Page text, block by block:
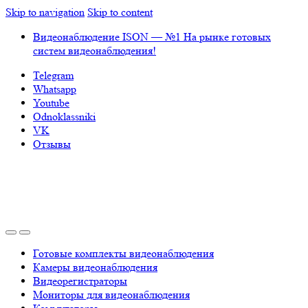
Skip to navigation Skip to content
Видеонаблюдение ISON — №1 На рынке готовых
систем видеонаблюдения!
Telegram
Whatsapp
Youtube
Odnoklassniki
VK
Отзывы
Готовые комплекты видеонаблюдения
Камеры видеонаблюдения
Видеорегистраторы
Мониторы для видеонаблюдения